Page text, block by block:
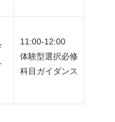
11:00-12:00
体験型選択必修
科目ガイダンス